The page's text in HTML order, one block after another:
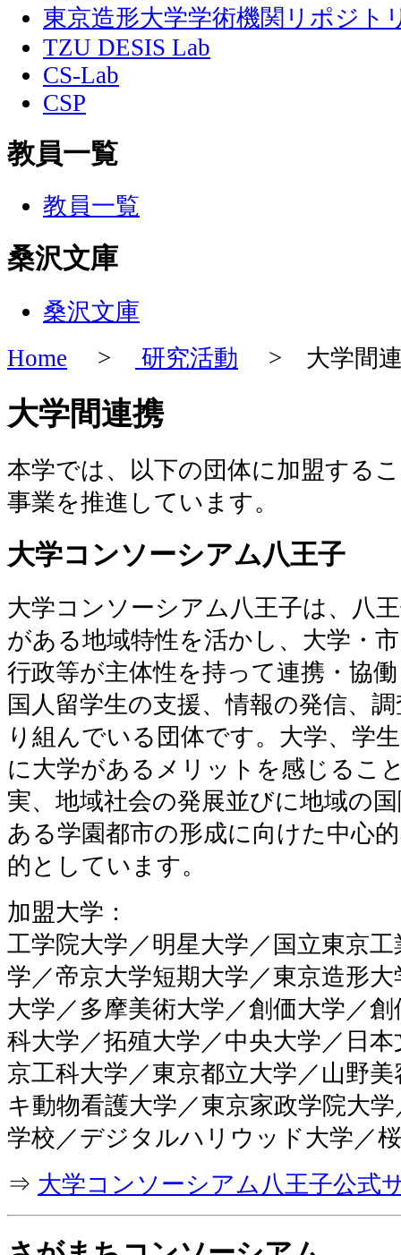
東京造形大学学術機関リポジト
TZU DESIS Lab
CS-Lab
CSP
教員一覧
教員一覧
桑沢文庫
桑沢文庫
Home > 研究活動 > 大学間
大学間連携
本学では、以下の団体に加盟する
事業を推進しています。
大学コンソーシアム八王子
大学コンソーシアム八王子は、八
がある地域特性を活かし、大学・
行政等が主体性を持って連携・協
国人留学生の支援、情報の発信、
り組んでいる団体です。大学、学
に大学があるメリットを感じるこ
実、地域社会の発展並びに地域の
ある学園都市の形成に向けた中心
的としています。
加盟大学：
工学院大学／明星大学／国立東京
学／帝京大学短期大学／東京造形
大学／多摩美術大学／創価大学／
科大学／拓殖大学／中央大学／日
京工科大学／東京都立大学／山野
キ動物看護大学／東京家政学院大
学校／デジタルハリウッド大学／
⇒ 大学コンソーシアム八王子公式